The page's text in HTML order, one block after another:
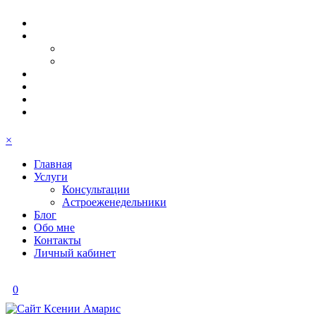
×
Главная
Услуги
Консультации
Астроеженедельники
Блог
Обо мне
Контакты
Личный кабинет
0